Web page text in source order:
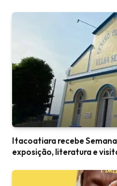
Itacoatiara recebe
exposição, literatura e